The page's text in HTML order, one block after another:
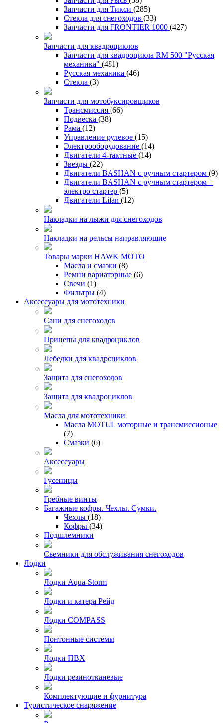
Запчасти для Тикси (285)
Стекла для снегоходов (33)
Запчасти для FRONTIER 1000 (427)
Запчасти для квадроциклов
Запчасти для квадроцикла RM 500 "Русская
механика" (481)
Русская механика (46)
Стекла (3)
Запчасти для мотобуксировщиков
Трансмиссия (66)
Подвеска (38)
Рама (12)
Управление рулевое (15)
Электрооборудование (14)
Двигатели 4-тактные (14)
Звезды (22)
Двигатели BASHAN с ручным стартером (9)
Двигатели BASHAN с ручным стартером +
электро стартер (5)
Двигатели Lifan (12)
Накладки на лыжи для снегоходов
Накладки на рельсы направляющие
Товары марки HAWK MOTO
Масла и смазки (8)
Ремни вариаторные (6)
Свечи (1)
Фильтры (4)
Аксессуары для мототехники
Сани для снегоходов
Прицепы для квадроциклов
Лебедки для квадроциклов
Защита для снегоходов
Защита для квадроциклов
Масла для мототехники
Масла MOTUL моторные и трансмиссионые
(7)
Смазки (6)
Аксессуары
Гусеницы
Гребные винты
Багажные кофры. Чехлы. Сумки.
Чехлы (18)
Кофры (34)
Подшлемники
Сьемники для обслуживания снегоходов
Лодки
Лодки Aqua-Storm
Лодки и катера Рейд
Лодки COMPASS
Понтонные системы
Лодки ПВХ
Лодки резинотканевые
Комплектующие и фурнитура
Туристическое снаряжение